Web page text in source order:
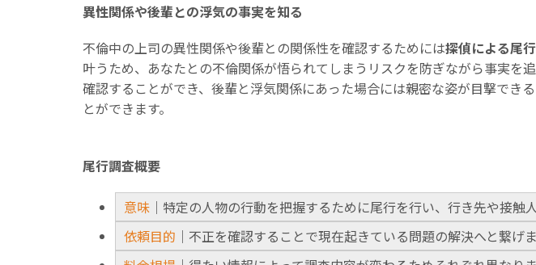
異性関係や後輩との浮気の事実を知る
不倫中の上司の異性関係や後輩との関係性を確認するためには探偵による尾
叶うため、あなたとの不倫関係が悟られてしまうリスクを防ぎながら事実を
確認することができ、後輩と浮気関係にあった場合には親密な姿が目撃でき
とができます。
尾行調査概要
意味 ｜特定の人物の行動を把握するために尾行を行い、行き先や接触
依頼目的 ｜不正を確認することで現在起きている問題の解決へと繋げま